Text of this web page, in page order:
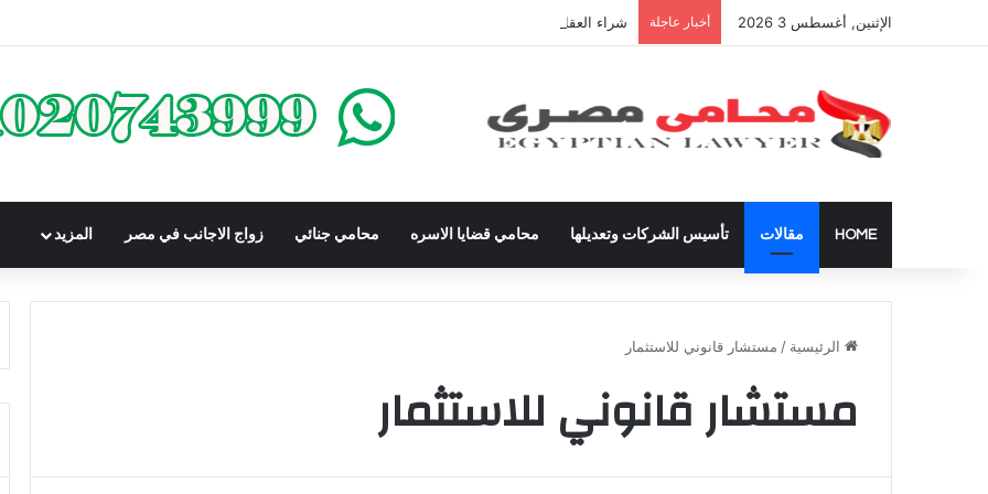
الإثنين, أغسطس 3 2026 أخبار عاجلة شراء العقارات داخل الكومباوندات تحت الإنشاء | أهم البنود التي تحمي المشتري في القانون المصري
HOME مقالات تأسيس الشركات وتعديلها محامي قضايا الاسره محامي جنائي زواج الاجانب في مصر المزيد
الرئيسية / مستشار قانوني للاستثمار
مستشار قانوني للاستثمار